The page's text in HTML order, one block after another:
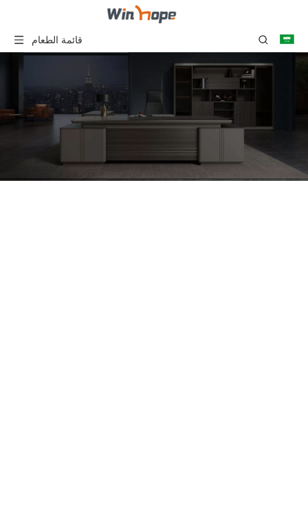
قائمة الطعام